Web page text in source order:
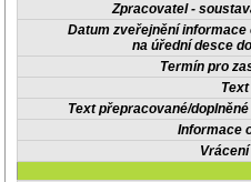
Zpracovatel -
Datum zveřejnění informace
na úřední desce
Termín pro
Text přepracované/
Informace